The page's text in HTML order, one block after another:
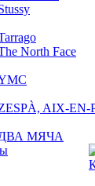
North Face
AIX-EN-
МЯЧА